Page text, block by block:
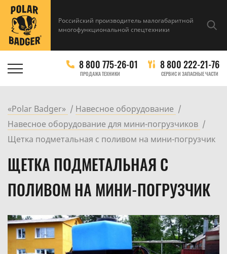
Российский производитель малогабаритной
многофункциональной спецтехники
8 800 775-26-01
ПРОДАЖА ТЕХНИКИ
8 800 222-21-76
СЕРВИС И ЗАПАСНЫЕ ЧАСТИ
«Polar Badger»
Навесное оборудование
Навесное оборудование для мини-погрузчиков
Щетка подметальная с поливом на мини-погрузчик
ЩЕТКА ПОДМЕТАЛЬНАЯ С
ПОЛИВОМ НА МИНИ-ПОГРУЗЧИК